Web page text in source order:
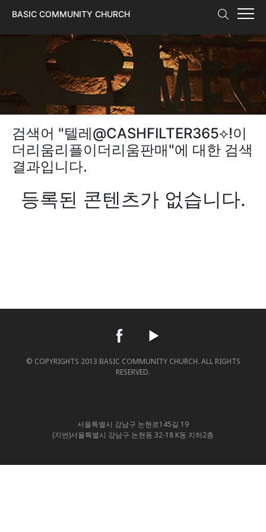
BASIC COMMUNITY CHURCH
검색어 "텔레@CASHFILTER365⟡ǃ이
더리움리플이더리움판매"에 대한 검색
결과입니다.
등록된 콘텐츠가 없습니다.
© COPYRIGHTS 2013 BASIC COMMUNITY CHURCH. ALL RIGHTS
RESERVED.
서울특별시 강남구 논현로145길 19
(지번)서울특별시 강남구 논현동 32-18 K동 지하2층